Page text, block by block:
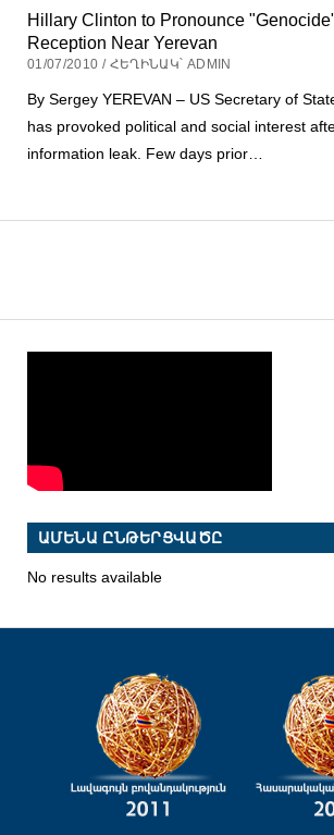
Hillary Clinton to Pronounce
Reception Near Yerevan
01/07/2010 / ՀԵՂԻՆԱԿ՝ ADMIN
By Sergey YEREVAN – US Secretary of
has provoked political and social interest
information leak. Few days prior…
ԱՄԵՆԱ ԸՆԹԵՐՑՎԱԾԸ
No results available